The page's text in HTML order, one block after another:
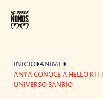
INICIO ANIME
ANYA CONOCE A HELLO
UNIVERSO SANRIO